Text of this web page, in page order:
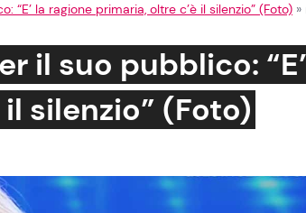
la ragione primaria, oltre c’è il silenzio” (Foto) »
il suo pubblico:
silenzio” (Foto)